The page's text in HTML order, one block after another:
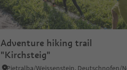
Adventure hiking trail
"Kirchsteig"